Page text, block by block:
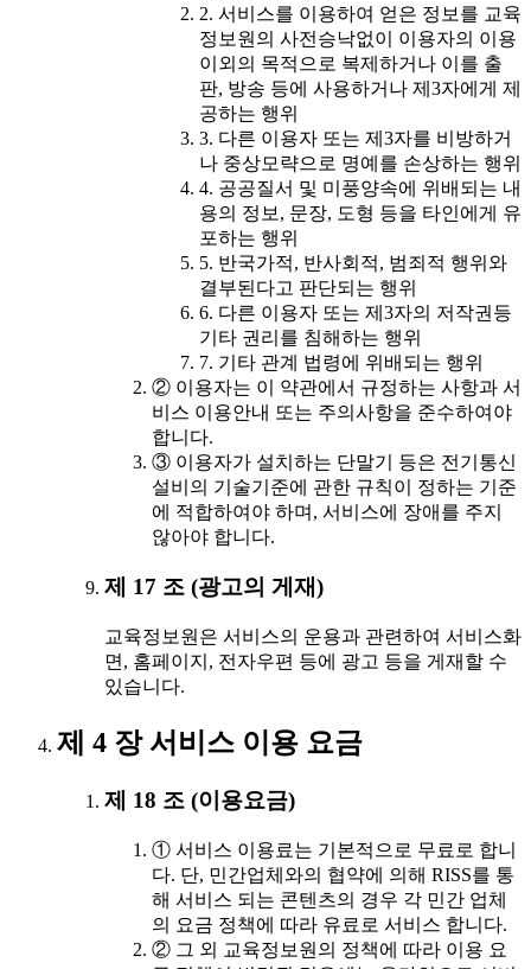
2. 서비스를 이용하여 얻은 정보를 교육
정보원의 사전승낙없이 이용자의 이용
이외의 목적으로 복제하거나 이를 출
판, 방송 등에 사용하거나 제3자에게 제
공하는 행위
3. 다른 이용자 또는 제3자를 비방하거
나 중상모략으로 명예를 손상하는 행위
4. 공공질서 및 미풍양속에 위배되는 내
용의 정보, 문장, 도형 등을 타인에게 유
포하는 행위
5. 반국가적, 반사회적, 범죄적 행위와
결부된다고 판단되는 행위
6. 다른 이용자 또는 제3자의 저작권등
기타 권리를 침해하는 행위
7. 기타 관계 법령에 위배되는 행위
② 이용자는 이 약관에서 규정하는 사항과 서
비스 이용안내 또는 주의사항을 준수하여야
합니다.
③ 이용자가 설치하는 단말기 등은 전기통신
설비의 기술기준에 관한 규칙이 정하는 기준
에 적합하여야 하며, 서비스에 장애를 주지
않아야 합니다.
제 17 조 (광고의 게재)
교육정보원은 서비스의 운용과 관련하여 서비스화
면, 홈페이지, 전자우편 등에 광고 등을 게재할 수
있습니다.
제 4 장 서비스 이용 요금
제 18 조 (이용요금)
① 서비스 이용료는 기본적으로 무료로 합니
다. 단, 민간업체와의 협약에 의해 RISS를 통
해 서비스 되는 콘텐츠의 경우 각 민간 업체
의 요금 정책에 따라 유료로 서비스 합니다.
② 그 외 교육정보원의 정책에 따라 이용 요